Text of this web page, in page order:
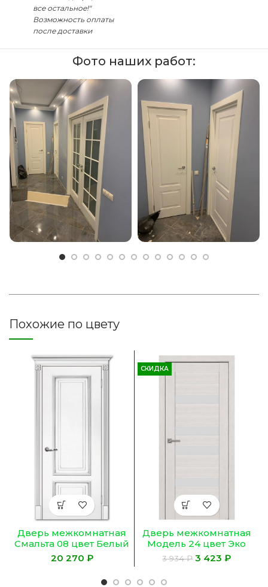
все остальное!"
Возможность оплаты
после доставки
Фото наших работ:
Похожие по цвету
Дверь межкомнатная
Смальта 08 цвет Белый
ral 9003 патина
серебро
₽
СКИДКА
Дверь межкомнатная
Модель 24 цвет Эко
Жемчуг
3 934₽ 3 423₽